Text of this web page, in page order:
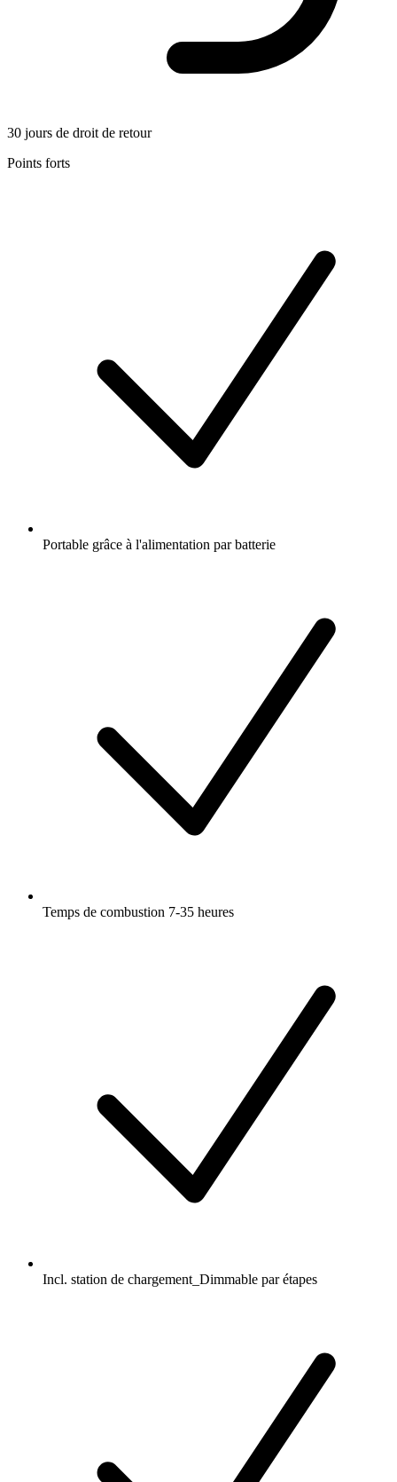
30 jours de droit de retour
Points forts
Portable grâce à l'alimentation par batterie
Temps de combustion 7-35 heures
Incl. station de chargement_Dimmable par étapes